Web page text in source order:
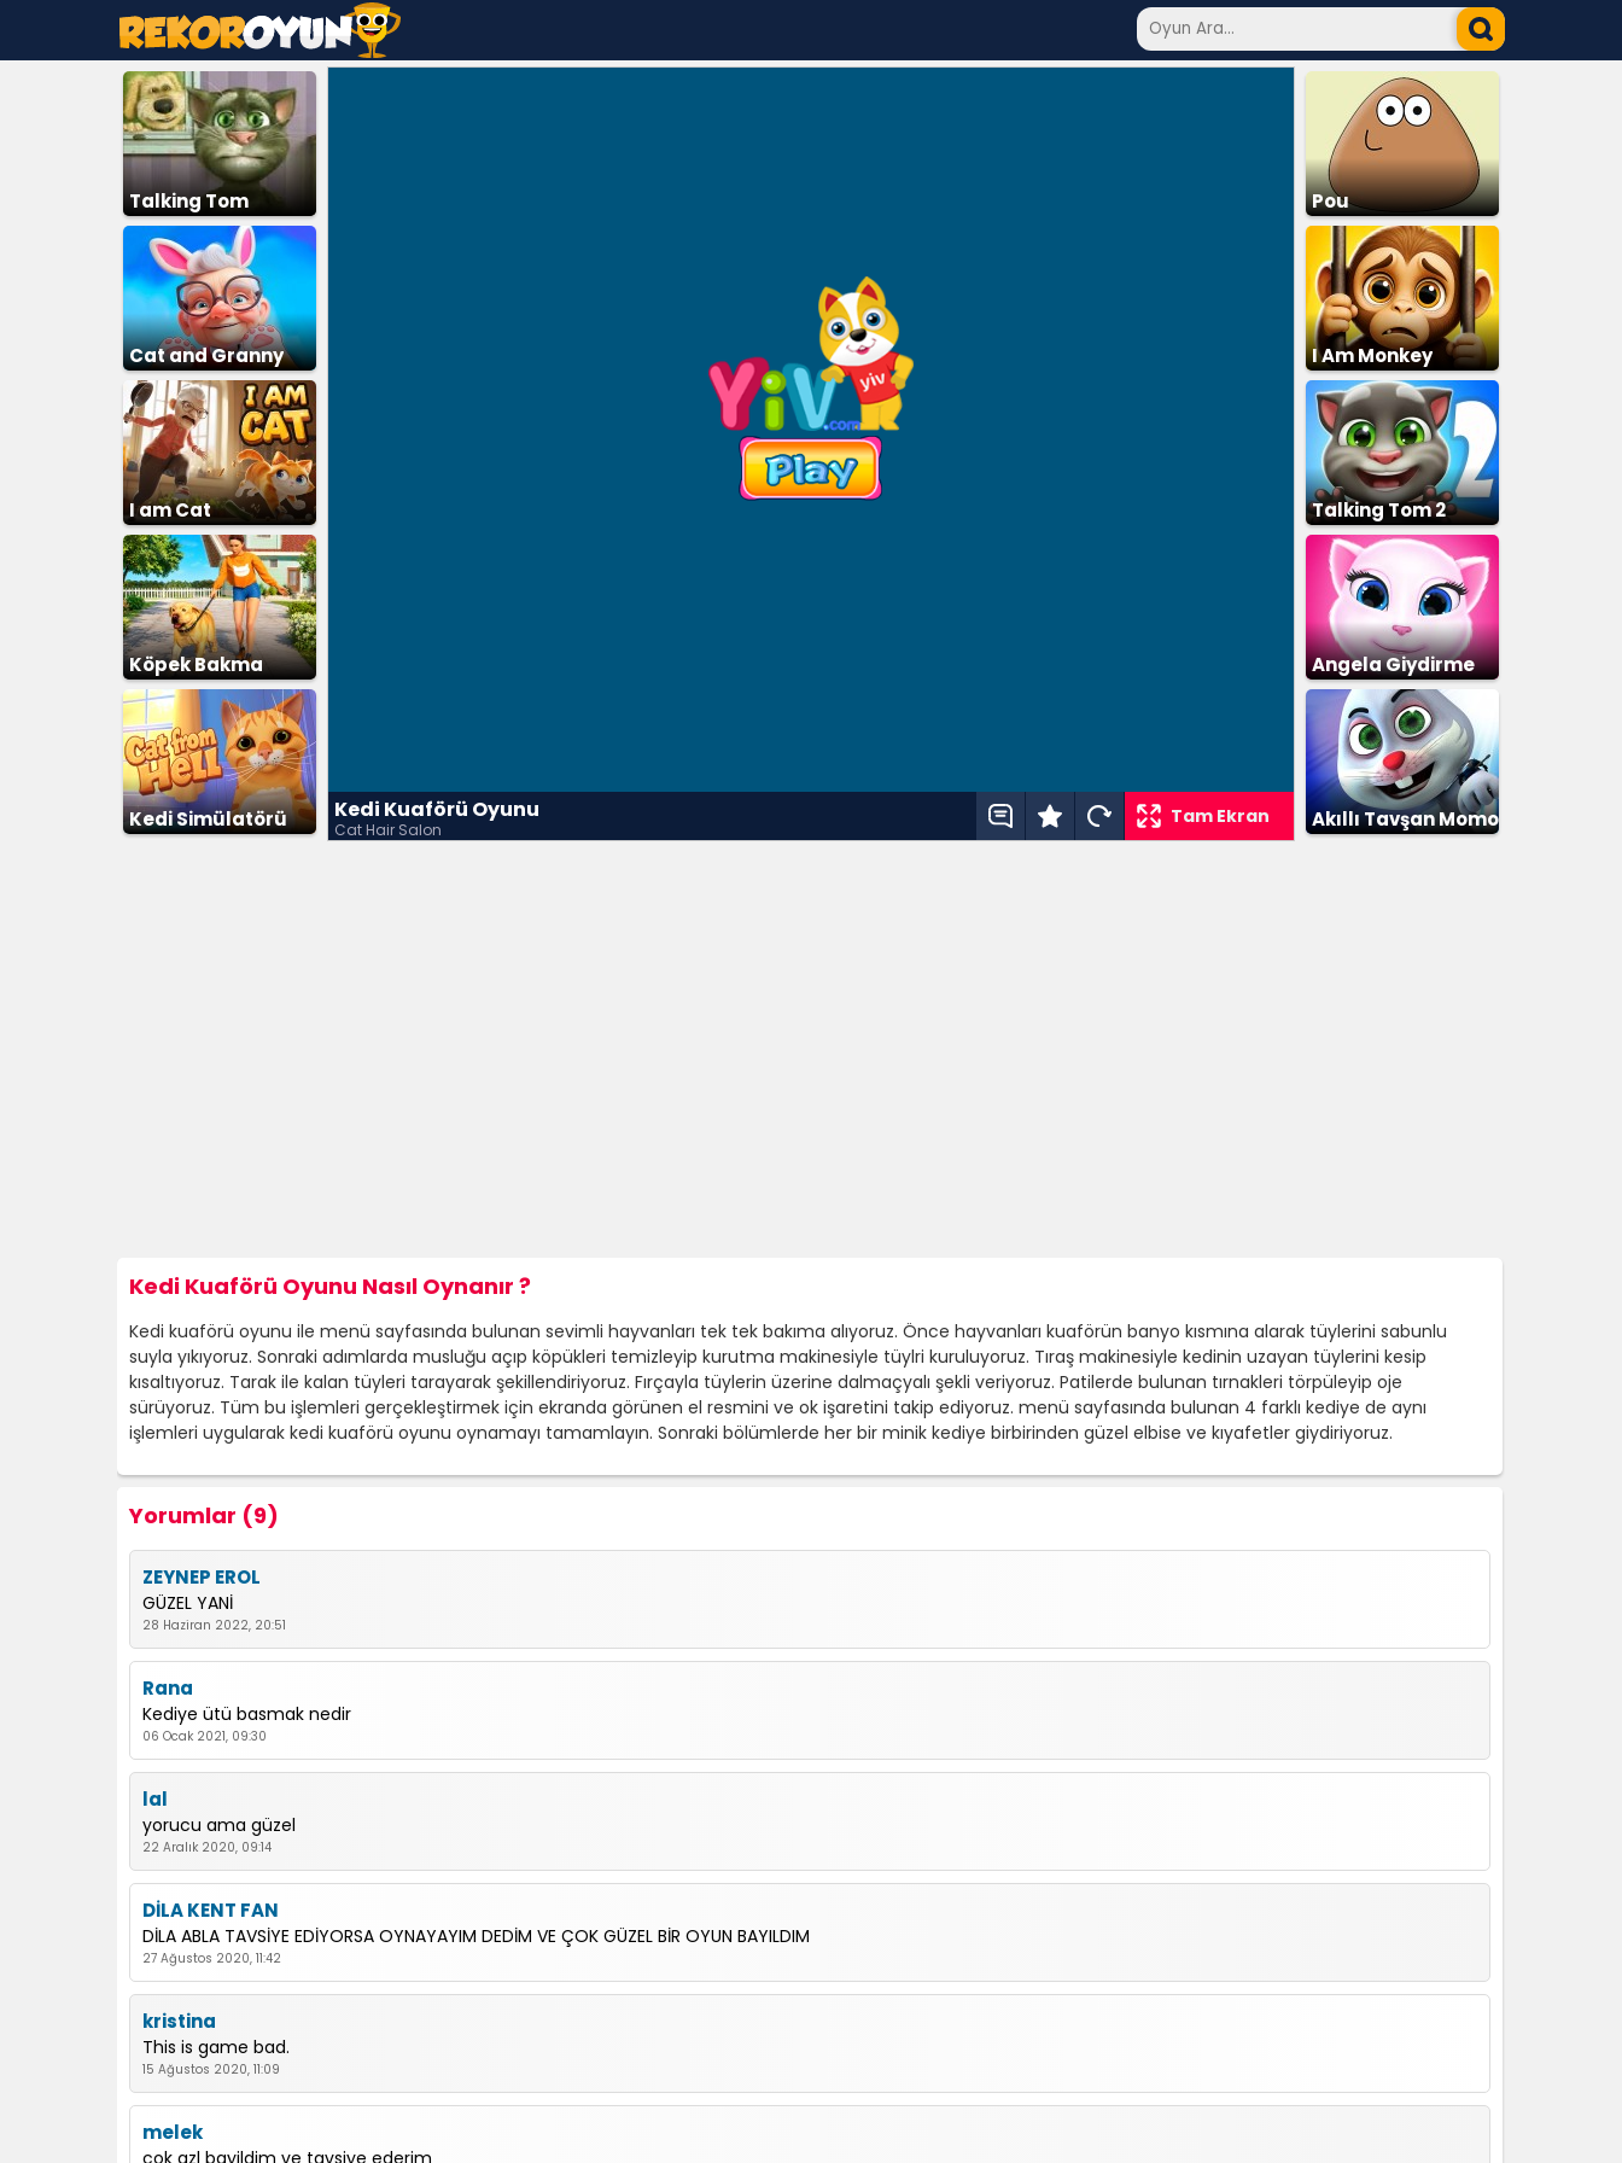
Talking Tom
Cat and Granny
I am Cat
Köpek Bakma
Kedi Simülatörü Kedi Kuaförü Oyunu
Cat Hair Salon
Tam Ekran
Pou
I Am Monkey
Talking Tom 2
Angela Giydirme
Akıllı Tavşan Momo
Kedi Kuaförü Oyunu Nasıl Oynanır ?
Kedi kuaförü oyunu ile menü sayfasında bulunan sevimli hayvanları tek tek bakıma alıyoruz. Önce hayvanları kuaförün banyo kısmına alarak tüylerini sabunlu
suyla yıkıyoruz. Sonraki adımlarda musluğu açıp köpükleri temizleyip kurutma makinesiyle tüylri kuruluyoruz. Tıraş makinesiyle kedinin uzayan tüylerini kesip
kısaltıyoruz. Tarak ile kalan tüyleri tarayarak şekillendiriyoruz. Fırçayla tüylerin üzerine dalmaçyalı şekli veriyoruz. Patilerde bulunan tırnakleri törpüleyip oje
sürüyoruz. Tüm bu işlemleri gerçekleştirmek için ekranda görünen el resmini ve ok işaretini takip ediyoruz. menü sayfasında bulunan 4 farklı kediye de aynı
işlemleri uygularak kedi kuaförü oyunu oynamayı tamamlayın. Sonraki bölümlerde her bir minik kediye birbirinden güzel elbise ve kıyafetler giydiriyoruz.
Yorumlar (9)
ZEYNEP EROL
GÜZEL YANİ
28 Haziran 2022, 20:51
Rana
Kediye ütü basmak nedir
06 Ocak 2021, 09:30
lal
yorucu ama güzel
22 Aralık 2020, 09:14
DİLA KENT FAN
DİLA ABLA TAVSİYE EDİYORSA OYNAYAYIM DEDİM VE ÇOK GÜZEL BİR OYUN BAYILDIM
27 Ağustos 2020, 11:42
kristina
This is game bad.
15 Ağustos 2020, 11:09
melek
cok gzl bayildim ve tavsiye ederim